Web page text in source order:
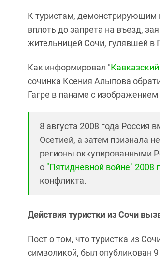
К туристам, демонстрирующим
вплоть до запрета на въезд,
жительницей Сочи, гулявшей в
Как информировал "Кавказский
сочинка Ксения Алыпова
Гагре в панаме с изображением
8 августа 2008 года
Осетией, а затем признала
регионы оккупированными
о "Пятидневной войне" 2008
конфликта.
Действия туристки из Сочи
Пост о том, что туристка из
символикой, был опубликован